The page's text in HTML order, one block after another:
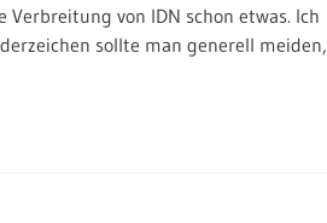
von IDN schon etwas. Ich
sollte man generell meiden,